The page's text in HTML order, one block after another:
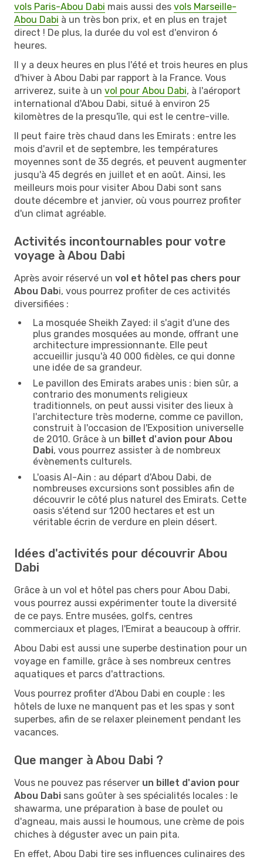
vols Paris-Abou Dabi mais aussi des vols Marseille-
Abou Dabi à un très bon prix, et en plus en trajet
direct ! De plus, la durée du vol est d'environ 6
heures.
Il y a deux heures en plus l'été et trois heures en plus
d'hiver à Abou Dabi par rapport à la France. Vous
arriverez, suite à un vol pour Abou Dabi, à l'aéroport
international d'Abou Dabi, situé à environ 25
kilomètres de la presqu'île, qui est le centre-ville.
Il peut faire très chaud dans les Emirats : entre les
mois d'avril et de septembre, les températures
moyennes sont de 35 degrés, et peuvent augmenter
jusqu'à 45 degrés en juillet et en août. Ainsi, les
meilleurs mois pour visiter Abou Dabi sont sans
doute décembre et janvier, où vous pourrez profiter
d'un climat agréable.
Activités incontournables pour votre
voyage à Abou Dabi
Après avoir réservé un vol et hôtel pas chers pour
Abou Dabi, vous pourrez profiter de ces activités
diversifiées :
La mosquée Sheikh Zayed: il s'agit d'une des
plus grandes mosquées au monde, offrant une
architecture impressionnante. Elle peut
accueillir jusqu'à 40 000 fidèles, ce qui donne
une idée de sa grandeur.
Le pavillon des Emirats arabes unis : bien sûr, a
contrario des monuments religieux
traditionnels, on peut aussi visiter des lieux à
l'architecture très moderne, comme ce pavillon,
construit à l'occasion de l'Exposition universelle
de 2010. Grâce à un billet d'avion pour Abou
Dabi, vous pourrez assister à de nombreux
évènements culturels.
L'oasis Al-Ain : au départ d'Abou Dabi, de
nombreuses excursions sont possibles afin de
découvrir le côté plus naturel des Emirats. Cette
oasis s'étend sur 1200 hectares et est un
véritable écrin de verdure en plein désert.
Idées d'activités pour découvrir Abou
Dabi
Grâce à un vol et hôtel pas chers pour Abou Dabi,
vous pourrez aussi expérimenter toute la diversité
de ce pays. Entre musées, golfs, centres
commerciaux et plages, l'Emirat a beaucoup à offrir.
Abou Dabi est aussi une superbe destination pour un
voyage en famille, grâce à ses nombreux centres
aquatiques et parcs d'attractions.
Vous pourrez profiter d'Abou Dabi en couple : les
hôtels de luxe ne manquent pas et les spas y sont
superbes, afin de se relaxer pleinement pendant les
vacances.
Que manger à Abou Dabi ?
Vous ne pouvez pas réserver un billet d'avion pour
Abou Dabi sans goûter à ses spécialités locales : le
shawarma, une préparation à base de poulet ou
d'agneau, mais aussi le houmous, une crème de pois
chiches à déguster avec un pain pita.
En effet, Abou Dabi tire ses influences culinaires des